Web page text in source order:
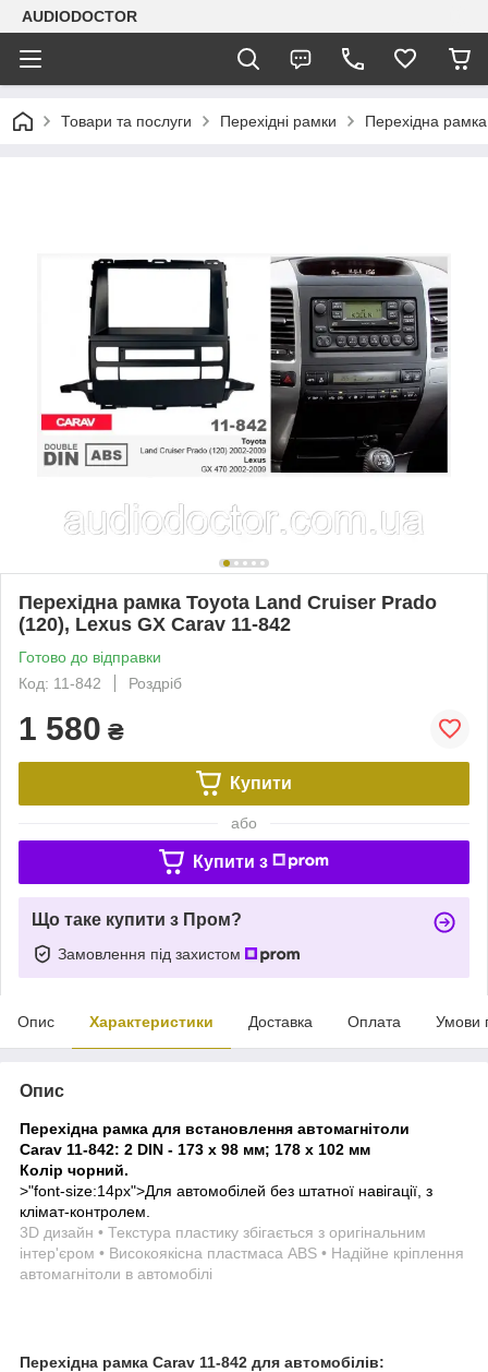
AUDIODOCTOR
Товари та послуги Перехідні рамки Перехідна
Перехідна рамка Toyota Land Cruiser Prado
(120), Lexus GX Carav 11-842
Готово до відправки
Код: 11-842
Роздріб
1 580 ₴
Купити
або
Купити з
Що таке купити з Пром?
Замовлення під захистом
Опис Характеристики Доставка Оплата Умови
Опис
Перехідна рамка для встановлення автомагнітоли
Carav 11-842: 2 DIN - 173 x 98 мм; 178 x 102 мм
Колір чорний.
>"font-size:14px">Для автомобілей без штатної навігації, з
клімат-контролем.
3D дизайн • Текстура пластику збігається з оригінальним
інтер'єром • Високоякісна пластмаса ABS • Надійне кріплення
автомагнітоли в автомобілі
Перехідна рамка Carav 11-842 для автомобілів: